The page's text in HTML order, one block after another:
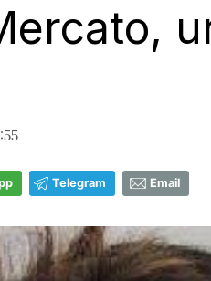
Telegram Email